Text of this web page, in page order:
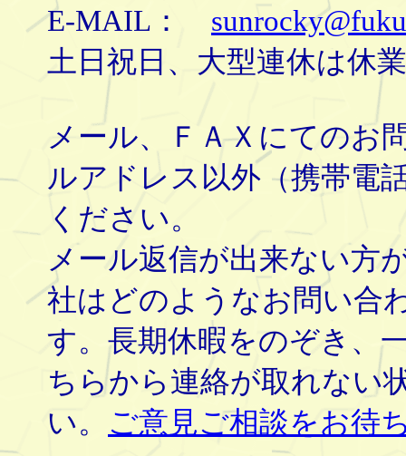
E-MAIL：
土日祝日、大型連休は休
メール、ＦＡＸにてのお
ルアドレス以外（携帯電
ください。
メール返信が出来ない方
社はどのようなお問い合
す。長期休暇をのぞき、
ちらから連絡が取れない
い。
ご意見ご相談をお待